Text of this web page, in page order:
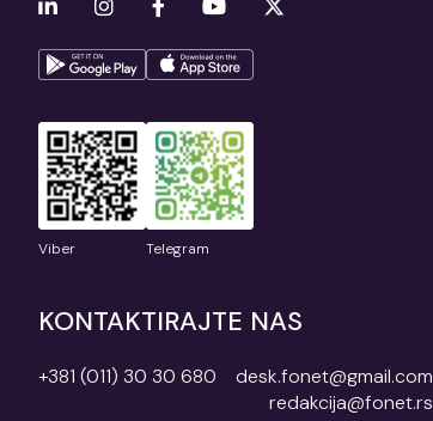
Viber Telegram
KONTAKTIRAJTE NAS
+381 (011) 30 30 680
desk.fonet@gmail.com
redakcija@fonet.rs